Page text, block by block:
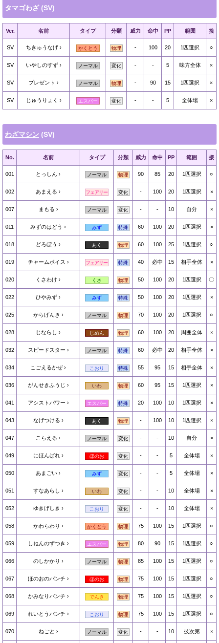
タマゴわざ (SV)
Ver. 名前 タイプ 分類 威力 命中 PP 範囲 接
SV ちきゅうなげ かくとう 物理 - 100 20 1匹選択 ○
SV いやしのすず ノーマル 変化 - - 5 味方全体 ×
SV プレゼント ノーマル 物理 - 90 15 1匹選択 ×
SV じゅうりょく エスパー 変化 - - 5 全体場 ×
わざマシン (SV)
No. 名前 タイプ 分類 威力 命中 PP 範囲 接
001 とっしん ノーマル 物理 90 85 20 1匹選択 ○
002 あまえる フェアリー 変化 - 100 20 1匹選択 ×
007 まもる ノーマル 変化 - - 10 自分 ×
011 みずのはどう みず 特殊 60 100 20 1匹選択 ×
018 どろぼう あく 物理 60 100 25 1匹選択 ○
019 チャームボイス フェアリー 特殊 40 必中 15 相手全体 ×
020 くさわけ くさ 物理 50 100 20 1匹選択 〇
022 ひやみず みず 特殊 50 100 20 1匹選択 ×
025 からげんき ノーマル 物理 70 100 20 1匹選択 ○
028 じならし じめん 物理 60 100 20 周囲全体 ×
032 スピードスター ノーマル 特殊 60 必中 20 相手全体 ×
034 こごえるかぜ こおり 特殊 55 95 15 相手全体 ×
036 がんせきふうじ いわ 物理 60 95 15 1匹選択 ×
041 アシストパワー エスパー 特殊 20 100 10 1匹選択 ×
043 なげつける あく 物理 - 100 10 1匹選択 ×
047 こらえる ノーマル 変化 - - 10 自分 ×
049 にほんばれ ほのお 変化 - - 5 全体場 ×
050 あまごい みず 変化 - - 5 全体場 ×
051 すなあらし いわ 変化 - - 10 全体場 ×
052 ゆきげしき こおり 変化 - - 10 全体場 ×
058 かわらわり かくとう 物理 75 100 15 1匹選択 ○
059 しねんのずつき エスパー 物理 80 90 15 1匹選択 ○
066 のしかかり ノーマル 物理 85 100 15 1匹選択 ○
067 ほのおのパンチ ほのお 物理 75 100 15 1匹選択 ○
068 かみなりパンチ でんき 物理 75 100 15 1匹選択 ○
069 れいとうパンチ こおり 物理 75 100 15 1匹選択 ○
070 ねごと ノーマル 変化 - - 10 技次第 ×